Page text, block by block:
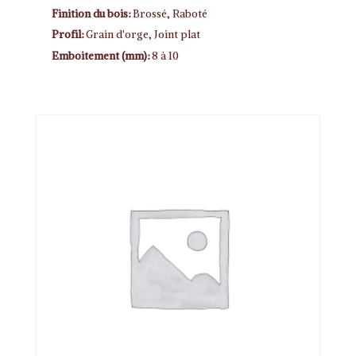
Finition du bois:Brossé, Raboté
Profil:Grain d'orge, Joint plat
Emboitement (mm):8 à 10